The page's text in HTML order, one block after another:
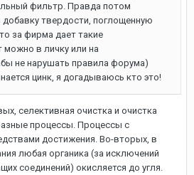
фильтр. Правда потом
добавку твердости, поглощенную
за фирма дает такие
можно в личку или на
не нарушать правила форума)
цинк, я догадываюсь кто это!
селективная очистка и очистка
процессы. Процессы с
достижения. Во-вторых, в
любая органика (за исключений
соединений) окисляется до угля.